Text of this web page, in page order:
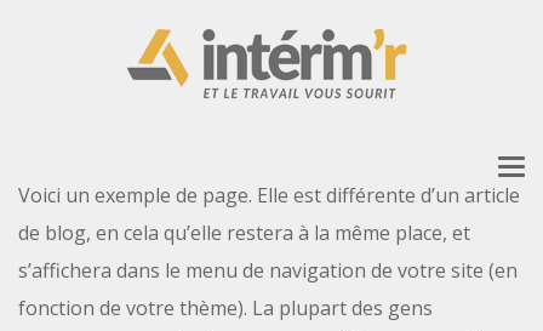
Voici un exemple de page. Elle est différente d’un article
de blog, en cela qu’elle restera à la même place, et
s’affichera dans le menu de navigation de votre site (en
fonction de votre thème). La plupart des gens